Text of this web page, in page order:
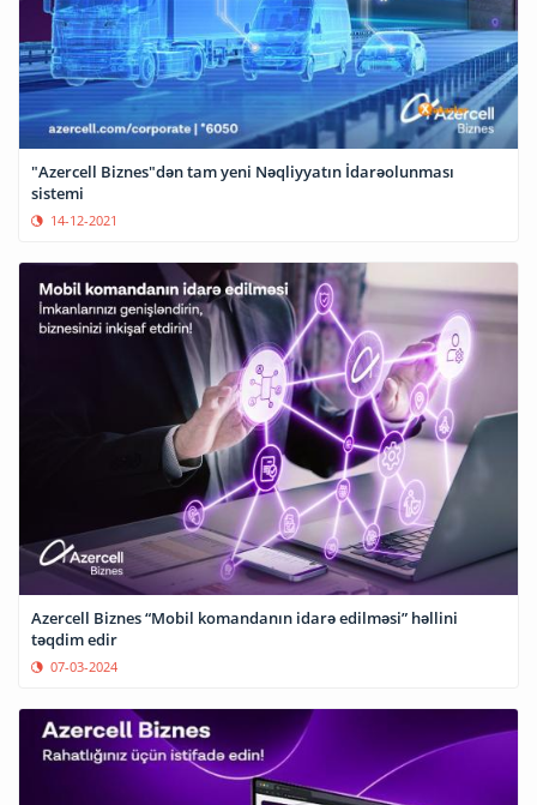
"Azercell Biznes"dən tam yeni Nəqliyyatın İdarəolunması
sistemi
14-12-2021
Azercell Biznes “Mobil komandanın idarə edilməsi” həllini
təqdim edir
07-03-2024